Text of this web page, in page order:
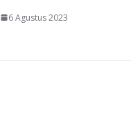
6 Agustus 2023